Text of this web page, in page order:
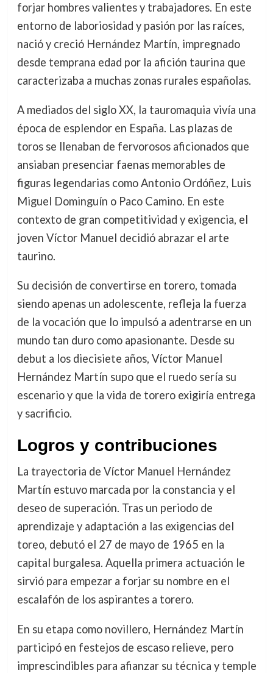
forjar hombres valientes y trabajadores. En este
entorno de laboriosidad y pasión por las raíces,
nació y creció Hernández Martín, impregnado
desde temprana edad por la afición taurina que
caracterizaba a muchas zonas rurales españolas.
A mediados del siglo XX, la tauromaquia vivía una
época de esplendor en España. Las plazas de
toros se llenaban de fervorosos aficionados que
ansiaban presenciar faenas memorables de
figuras legendarias como Antonio Ordóñez, Luis
Miguel Dominguín o Paco Camino. En este
contexto de gran competitividad y exigencia, el
joven Víctor Manuel decidió abrazar el arte
taurino.
Su decisión de convertirse en torero, tomada
siendo apenas un adolescente, refleja la fuerza
de la vocación que lo impulsó a adentrarse en un
mundo tan duro como apasionante. Desde su
debut a los diecisiete años, Víctor Manuel
Hernández Martín supo que el ruedo sería su
escenario y que la vida de torero exigiría entrega
y sacrificio.
Logros y contribuciones
La trayectoria de Víctor Manuel Hernández
Martín estuvo marcada por la constancia y el
deseo de superación. Tras un periodo de
aprendizaje y adaptación a las exigencias del
toreo, debutó el 27 de mayo de 1965 en la
capital burgalesa. Aquella primera actuación le
sirvió para empezar a forjar su nombre en el
escalafón de los aspirantes a torero.
En su etapa como novillero, Hernández Martín
participó en festejos de escaso relieve, pero
imprescindibles para afianzar su técnica y temple